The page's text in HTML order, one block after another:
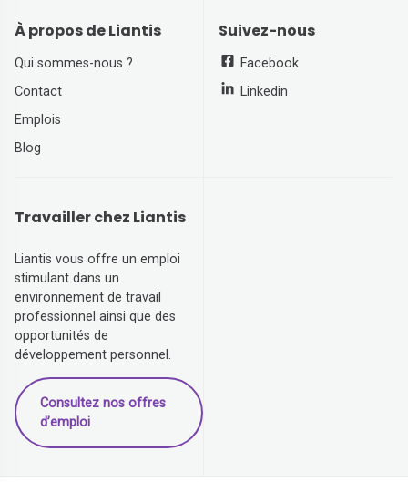
À propos de Liantis
Qui sommes-nous ?
Contact
Emplois
Blog
Suivez-nous
Facebook
Linkedin
Travailler chez Liantis
Liantis vous offre un emploi
stimulant dans un
environnement de travail
professionnel ainsi que des
opportunités de
développement personnel.
Consultez nos offres
d’emploi